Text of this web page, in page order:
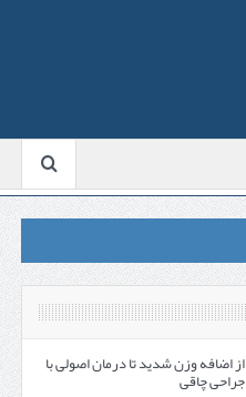
از اضافه وزن شدید تا درمان اصولی با
جراحی چاقی